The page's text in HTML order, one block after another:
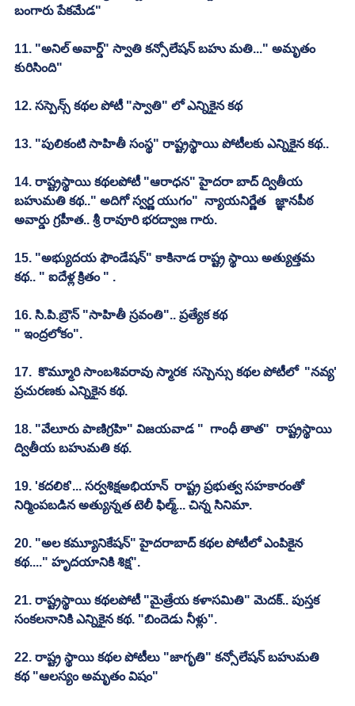
బంగారు పేకమేడ"
11. "అనిల్ అవార్డ్" స్వాతి కన్సోలేషన్ బహు మతి..." అమృతం
కురిసింది"
12. సస్పెన్స్ కథల పోటీ "స్వాతి" లో ఎన్నికైన కథ
13. "పులికంటి సాహితీ సంస్థ" రాష్ట్రస్థాయి పోటీలకు ఎన్నికైన కథ..
14. రాష్ట్రస్థాయి కథలపోటీ "ఆరాధన" హైదరా బాద్ ద్వితీయ
బహుమతి కథ.." అదిగో స్వర్ణ యుగం"  న్యాయనిర్ణేత   జ్ఞానపీఠ
అవార్డు గ్రహీత.. శ్రీ రావూరి భరద్వాజ గారు.
15. "అభ్యుదయ ఫౌండేషన్" కాకినాడ రాష్ట్ర స్థాయి అత్యుత్తమ
కథ.. " ఐదేళ్ల క్రితం " .
16. సి.పి.బ్రౌన్ "సాహితీ స్రవంతి".. ప్రత్యేక కథ
" ఇంద్రలోకం".
17.  కొమ్మూరి సాంబశివరావు స్మారక  సస్పెన్సు కథల పోటీలో  "నవ్య'
ప్రచురణకు ఎన్నికైన కథ.
18. "వేలూరు పాణిగ్రహి" విజయవాడ "  గాంధీ తాత"  రాష్ట్రస్థాయి
ద్వితీయ బహుమతి కథ.
19. 'కదలిక'... సర్వశిక్షఅభియాన్  రాష్ట్ర ప్రభుత్వ సహకారంతో
నిర్మింపబడిన అత్యున్నత టెలీ ఫిల్మ్... చిన్న సినిమా.
20. "అల కమ్యూనికేషన్" హైదరాబాద్ కథల పోటీలో ఎంపికైన
కథ...." హృదయానికి శిక్ష".
21. రాష్ట్రస్థాయి కథలపోటీ "మైత్రేయ కళాసమితి" మెదక్.. పుస్తక
సంకలనానికి ఎన్నికైన కథ. "బిందెడు నీళ్లు".
22. రాష్ట్ర స్థాయి కథల పోటీలు "జాగృతి" కన్సోలేషన్ బహుమతి
కథ "ఆలస్యం అమృతం విషం"